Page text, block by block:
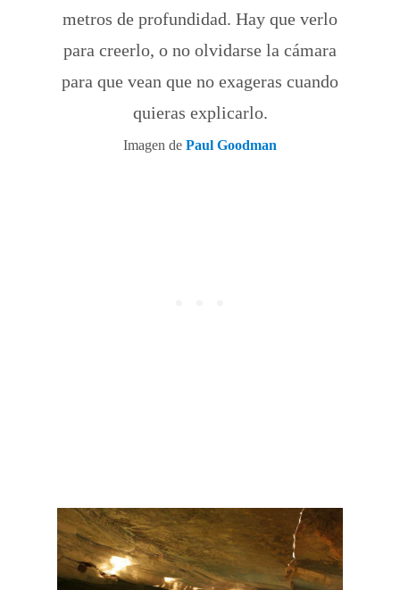
metros de profundidad. Hay que verlo
para creerlo, o no olvidarse la cámara
para que vean que no exageras cuando
quieras explicarlo.
Imagen de Paul Goodman